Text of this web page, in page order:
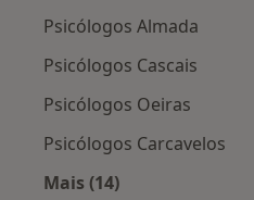
Psicólogos Almada
Psicólogos Cascais
Psicólogos Oeiras
Psicólogos Carcavelos
Mais (14)